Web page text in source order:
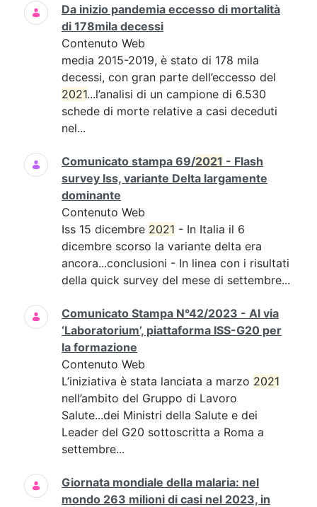
Da inizio pandemia eccesso di mortalità
di 178mila decessi
Contenuto Web
media 2015-2019, è stato di 178 mila
decessi, con gran parte dell’eccesso del
2021...l’analisi di un campione di 6.530
schede di morte relative a casi deceduti
nel...
Comunicato stampa 69/2021 - Flash
survey Iss, variante Delta largamente
dominante
Contenuto Web
Iss 15 dicembre 2021 - In Italia il 6
dicembre scorso la variante delta era
ancora...conclusioni - In linea con i risultati
della quick survey del mese di settembre...
Comunicato Stampa N°42/2023 - Al via
‘Laboratorium’, piattaforma ISS-G20 per
la formazione
Contenuto Web
L’iniziativa è stata lanciata a marzo 2021
nell’ambito del Gruppo di Lavoro
Salute...dei Ministri della Salute e dei
Leader del G20 sottoscritta a Roma a
settembre...
Giornata mondiale della malaria: nel
mondo 263 milioni di casi nel 2023, in